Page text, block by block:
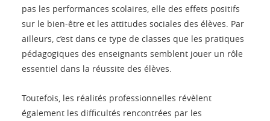
pas les performances scolaires, elle des effets positifs
sur le bien-être et les attitudes sociales des élèves. Par
ailleurs, c’est dans ce type de classes que les pratiques
pédagogiques des enseignants semblent jouer un rôle
essentiel dans la réussite des élèves.
Toutefois, les réalités professionnelles révèlent
également les difficultés rencontrées par les